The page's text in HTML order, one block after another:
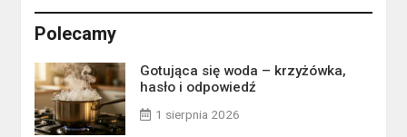
Polecamy
Gotująca się woda – krzyżówka,
hasło i odpowiedź
1 sierpnia 2026